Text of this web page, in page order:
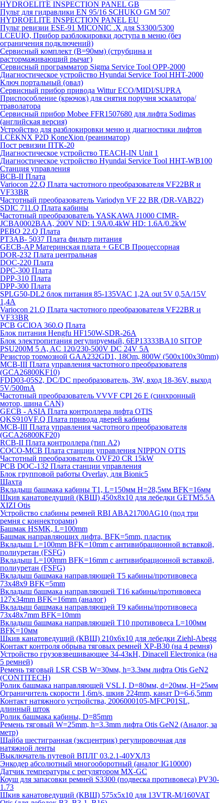
HYDROELITE INSPECTION PANEL GB
Пульт для гидравлики EN 95/16 SCHUKO GM 507
HYDROELITE INSPECTION PANEL EU
Пульт ревизии ESE-91 MICONIC .X для S3300/5300
LCEUIO, Прибор разблокировки доступа в меню (без
ограничения подключений)
Сервисный комплект (В=90мм) (струбцина и
растормаживающий рычаг)
Сервисный программатор Sigma Service Tool OPP-2000
Диагностическое устройство Hyundai Service Tool HHT-2000
Ключ портальный (овал)
Сервисный прибор привода Wittur ECO/MIDI/SUPRA
Приспособление (крючок) для снятия поручня эскалатора/
траволатора
Сервисный прибор Mobee FFR1507680 для лифта Sodimas
(английская версия)
Устройство для разблокировки меню и диагностики лифтов
LCEKNX P2D KoneXion (реаниматор)
Пост ревизии ПТК-20
Диагностическое устройство TEACH-IN Unit 1
Диагностическое устройство Hyundai Service Tool HHT-WB100
Станция управления
BCB-II Плата
Variocon 22.Q Плата частотного преобразователя VF22BR и
VF33BR
Частотный преобразователь Variodyn VF 22 BR (DR-VAB22)
SDIC 711.Q Плата кабины
Частотный преобразователь YASKAWA J1000 CIMR-
JCBA0002BAA, 200V ND: 1.9A/0.4kW HD: 1.6A/0.2kW
PEBO 22.Q Плата
РТ3АВ- 5037 Плата фильтр питания
GECB-AP Материнская плата + GECB Процессорная
DOR-232 Плата центральная
DOC-220 Плата
DPC-300 Плата
DPP-310 Плата
DPP-300 Плата
SPLG50-DL2 блок питания 85-135VAC 1,2А out 5V 0,5А/15V
1,4А
Variocon 21.Q Плата частотного преобразователя VF22BR и
VF33BR
PCB GCIOA 360.Q Плата
Блок питания Hengfu HF150W-SDR-26A
Блок электропитания регулируемый, 6EP13333BA10 SITOP
PSU200M 5 A, AC 120/230-500V DC 24V 5A
Резистор тормозной GAA232GD1, 18Om, 800W (500x100x30mm)
MCB-III Плата управления частотного преобразователя
(GCA26800KF10)
FDD03-05S2, DC/DC преобразователь, 3W, вход 18-36V, выход
5V/500mA
Частотный преобразователь VVVF CPI 26 E (синхронный
мотор, шина CAN)
GECB - ASIA Плата контроллера лифта OTIS
QKS910VF.Q Плата привода дверей кабины
MCB-III Плата управления частотного преобразователя
(GCA26800KF20)
RCB-II Плата контроллера (тип A2)
COCO-MCB Плата станции управления NIPPON OTIS
Частотный преобразователь OVF20 CR 15kW
PCB DOC-132 Плата станции управления
Блок групповой работы Overlay, для Bionic5
Шахта
Вкладыш башмака кабины T1, L=150мм H=28,5мм BFK=16мм
Шкив канатоведущий (КВШ) 450х8х10 для лебедки GETM5.5A
XIZI Otis
Устройство слабины ремней RBI ABA21700AG10 (под три
ремня с коннекторами)
Башмак HSMK, L=100mm
Башмак направляющих лифта, BFK=5mm, пластик
Вкладыш L=100mm BFK=10mm с антивибрационной вставкой,
полиуретан (FSFG)
Вкладыш L=100mm BFK=16mm с антивибрационной вставкой,
полиуретан (FSFG)
Вкладыш башмака направляющей T5 кабины/противовеса
73х48х9 BFK=5mm
Вкладыш башмака направляющей T16 кабины/противовеса
127х34mm BFK=16mm (аналог)
Вкладыш башмака направляющей T9 кабины/противовеса
73х48х7mm BFK=10mm
Вкладыш башмака направляющей T10 противовеса L=100мм
BFK=10мм
Шкив канатоведущий (КВШ) 210х6х10 для лебедки Ziehl-Abegg
Контакт контроля обрыва тяговых ремней XP-B30 (на 4 ремня)
Устройство грузовзвешивающее 34-43кН, Dinacell Electronica (на
5 ремней)
Ремень тяговый LSR CSB W=30мм, h=3.3мм лифта Otis GeN2
(CONTITECH)
Ролик башмака направляющей VSL I, D=80мм, d=20мм, H=25мм
Ограничитель скорости 1,6m/s, шкив 224mm, канат D=6-6,5mm
Контакт натяжного устройства, 2006000105-MFCP01SL,
длинный шток
Ролик башмака кабины, D=85mm
Ремень тяговый W=25mm, h=3.3mm лифта Otis GeN2 (Аналог, за
метр)
Шайба шестигранная (эксцентрик) регулировочная для
натяжной ленты
Выключатель путевой ВПЛГ 03.2.1-40УХЛ3
Энкодер абсолютный многооборотный (аналог IG10000)
Датчик температуры с регулятором MX-GC
Коуш для запасовки ремней S3300 (подвеска противовеса) PV30-
1.73
Шкив канатоведущий (КВШ) 575х5х10 для 13VTR-M/160VAT